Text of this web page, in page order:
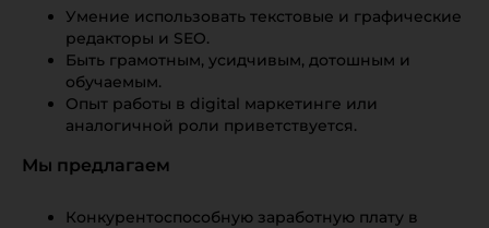
Умение использовать текстовые и графические
редакторы и SEO.
Быть грамотным, усидчивым, дотошным и
обучаемым.
Опыт работы в digital маркетинге или
аналогичной роли приветствуется.
Мы предлагаем
Конкурентоспособную заработную плату в